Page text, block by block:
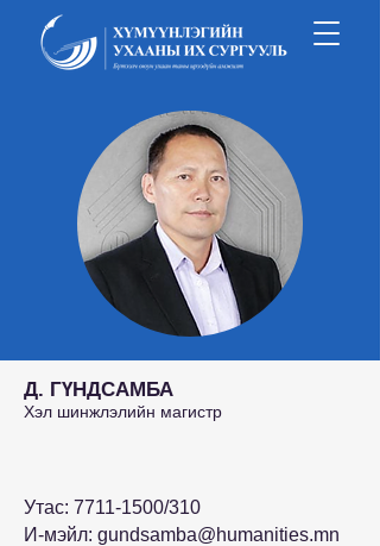
Д. ГҮНДСАМБА
Хэл шинжлэлийн магистр
Утас: 7711-1500/310
И-мэйл: gundsamba@humanities.mn